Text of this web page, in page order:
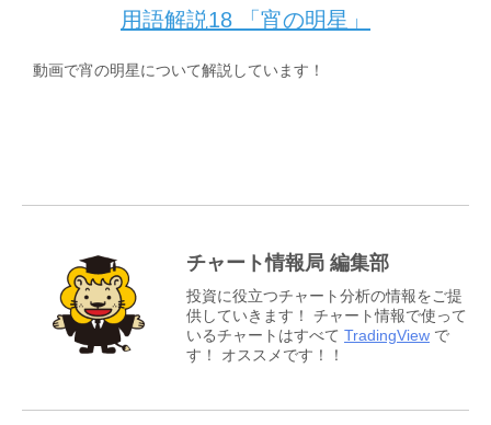
用語解説18 「宵の明星」
動画で宵の明星について解説しています！
チャート情報局 編集部
投資に役立つチャート分析の情報をご提
供していきます！ チャート情報で使って
いるチャートはすべて TradingView で
す！ オススメです！！